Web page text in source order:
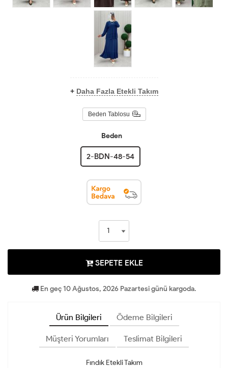
+ Daha Fazla Etekli Takım
Beden Tablosu
Beden
2-BDN-48-54
SEPETE EKLE
En geç 10 Ağustos, 2026 Pazartesi günü kargoda.
Ürün Bilgileri Ödeme Bilgileri
Müşteri Yorumları Teslimat Bilgileri
Fındık Etekli Takım